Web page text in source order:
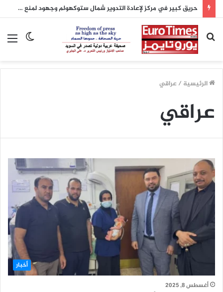
حريق كبير في مركز لإعادة التدوير شمال ستوكهولم وجهود لمنع امتداده
الوضع
بحث
عن
الرئيسية /عراقي
عراقي
أخبار
أغسطس 8, 2025